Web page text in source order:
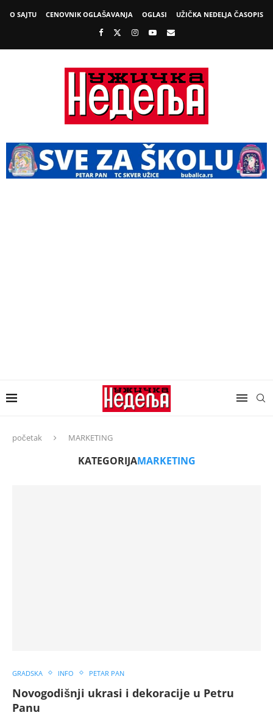
O SAJTU CENOVNIK OGLAŠAVANJA OGLASI UŽIČKA NEDELJA ČASOPIS
početak MARKETING
KATEGORIJAMARKETING
GRADSKA INFO PETAR PAN
Novogodišnji ukrasi i dekoracije u Petru
Panu